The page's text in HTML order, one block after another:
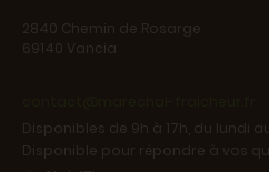
2840 Chemin de Rosarge
69140 Vancia
Disponibles de 9h à 17h, du lundi
Disponible pour répondre à vos